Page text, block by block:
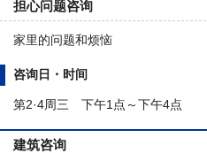
担心问题咨询
家里的问题和烦恼
咨询日・时间
第2·4周三 下午1点～下午4点
建筑咨询